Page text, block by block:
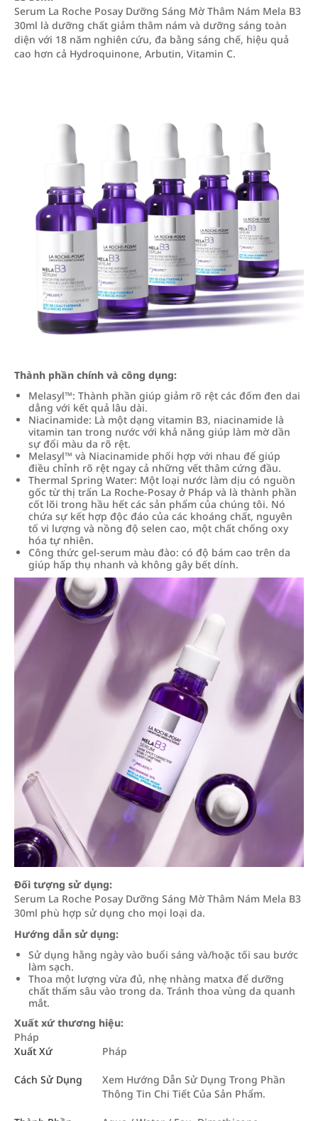
Serum La Roche Posay Dưỡng Sáng Mờ Thâm Nám Mela B3
30ml là dưỡng chất giảm thâm nám và dưỡng sáng toàn
diện với 18 năm nghiên cứu, đa bằng sáng chế, hiệu quả
cao hơn cả Hydroquinone, Arbutin, Vitamin C.
Thành phần chính và công dụng:
Melasyl™: Thành phần giúp giảm rõ rệt các đốm đen dai
dẳng với kết quả lâu dài.
Niacinamide: Là một dạng vitamin B3, niacinamide là
vitamin tan trong nước với khả năng giúp làm mờ dần
sự đổi màu da rõ rệt.
Melasyl™ và Niacinamide phối hợp với nhau để giúp
điều chỉnh rõ rệt ngay cả những vết thâm cứng đầu.
Thermal Spring Water: Một loại nước làm dịu có nguồn
gốc từ thị trấn La Roche-Posay ở Pháp và là thành phần
cốt lõi trong hầu hết các sản phẩm của chúng tôi. Nó
chứa sự kết hợp độc đáo của các khoáng chất, nguyên
tố vi lượng và nồng độ selen cao, một chất chống oxy
hóa tự nhiên.
Công thức gel-serum màu đào: có độ bám cao trên da
giúp hấp thụ nhanh và không gây bết dính.
Đối tượng sử dụng:
Serum La Roche Posay Dưỡng Sáng Mờ Thâm Nám Mela B3
30ml phù hợp sử dụng cho mọi loại da.
Hướng dẫn sử dụng:
Sử dụng hằng ngày vào buổi sáng và/hoặc tối sau bước
làm sạch.
Thoa một lượng vừa đủ, nhẹ nhàng matxa để dưỡng
chất thấm sâu vào trong da. Tránh thoa vùng da quanh
mắt.
Xuất xứ thương hiệu:
Pháp
Xuất Xứ
Pháp
Cách Sử Dụng
Xem Hướng Dẫn Sử Dụng Trong Phần
Thông Tin Chi Tiết Của Sản Phẩm.